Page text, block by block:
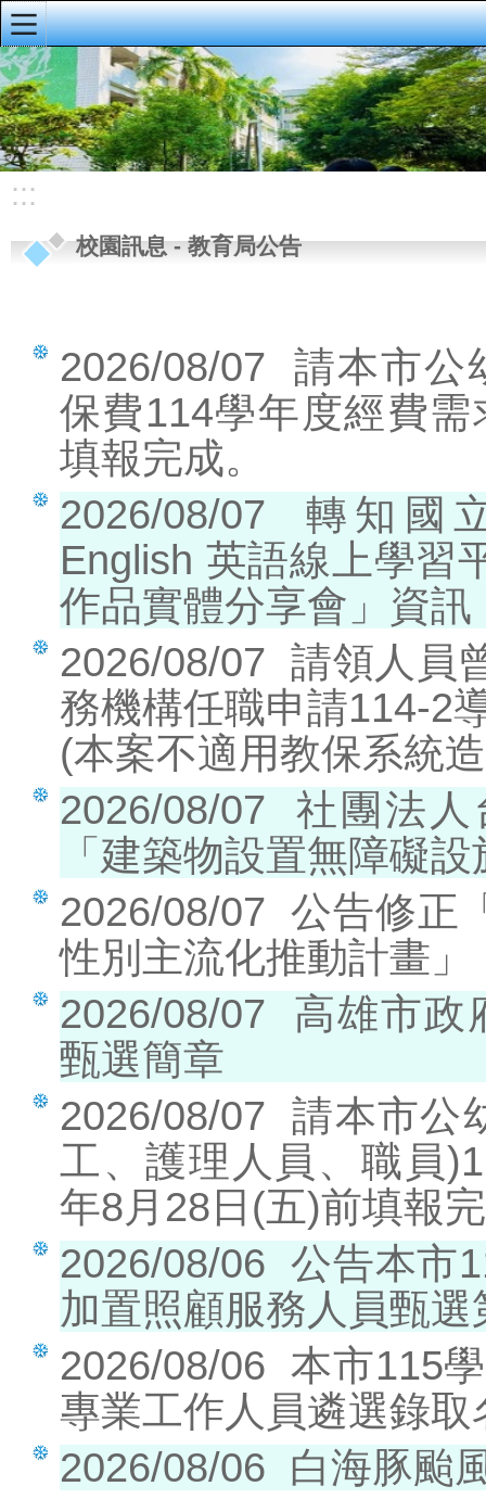
:::
明義首頁
首頁訊息
學校概況
教師專區
校園訊息
教務爆報
明義簡訊
學務週訊
教育局公告
校際公告
本校在教育局之公
告
社會訊息
站務相關
圖片連結
:::
校園訊息-教育局公告
2026/08/07 請本市公
保費114學年度經費
填報完成。
2026/08/07 轉知國
English 英語線上學習
作品實體分享會」資訊
2026/08/07 請領人員
務機構任職申請114-2
(本案不適用教保系統
2026/08/07 社團法人
「建築物設置無障礙
2026/08/07公告修正
性別主流化推動計畫」
2026/08/07 高雄市政
甄選簡章
2026/08/07請本市公
工、護理人員、職員
年8月28日(五)前填報
2026/08/06公告本市
加置照顧服務人員甄
2026/08/06本市115
專業工作人員遴選錄取
2026/08/06 白海豚颱